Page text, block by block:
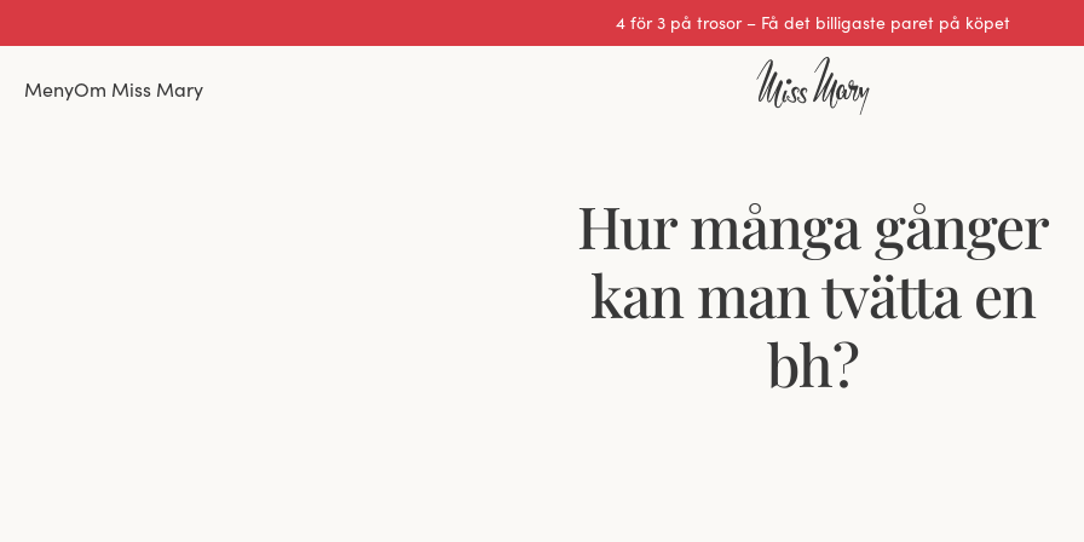
Utmärkt 0 av 5
MenyOm Miss Mary
Hur många gånger
kan man tvätta en
bh?